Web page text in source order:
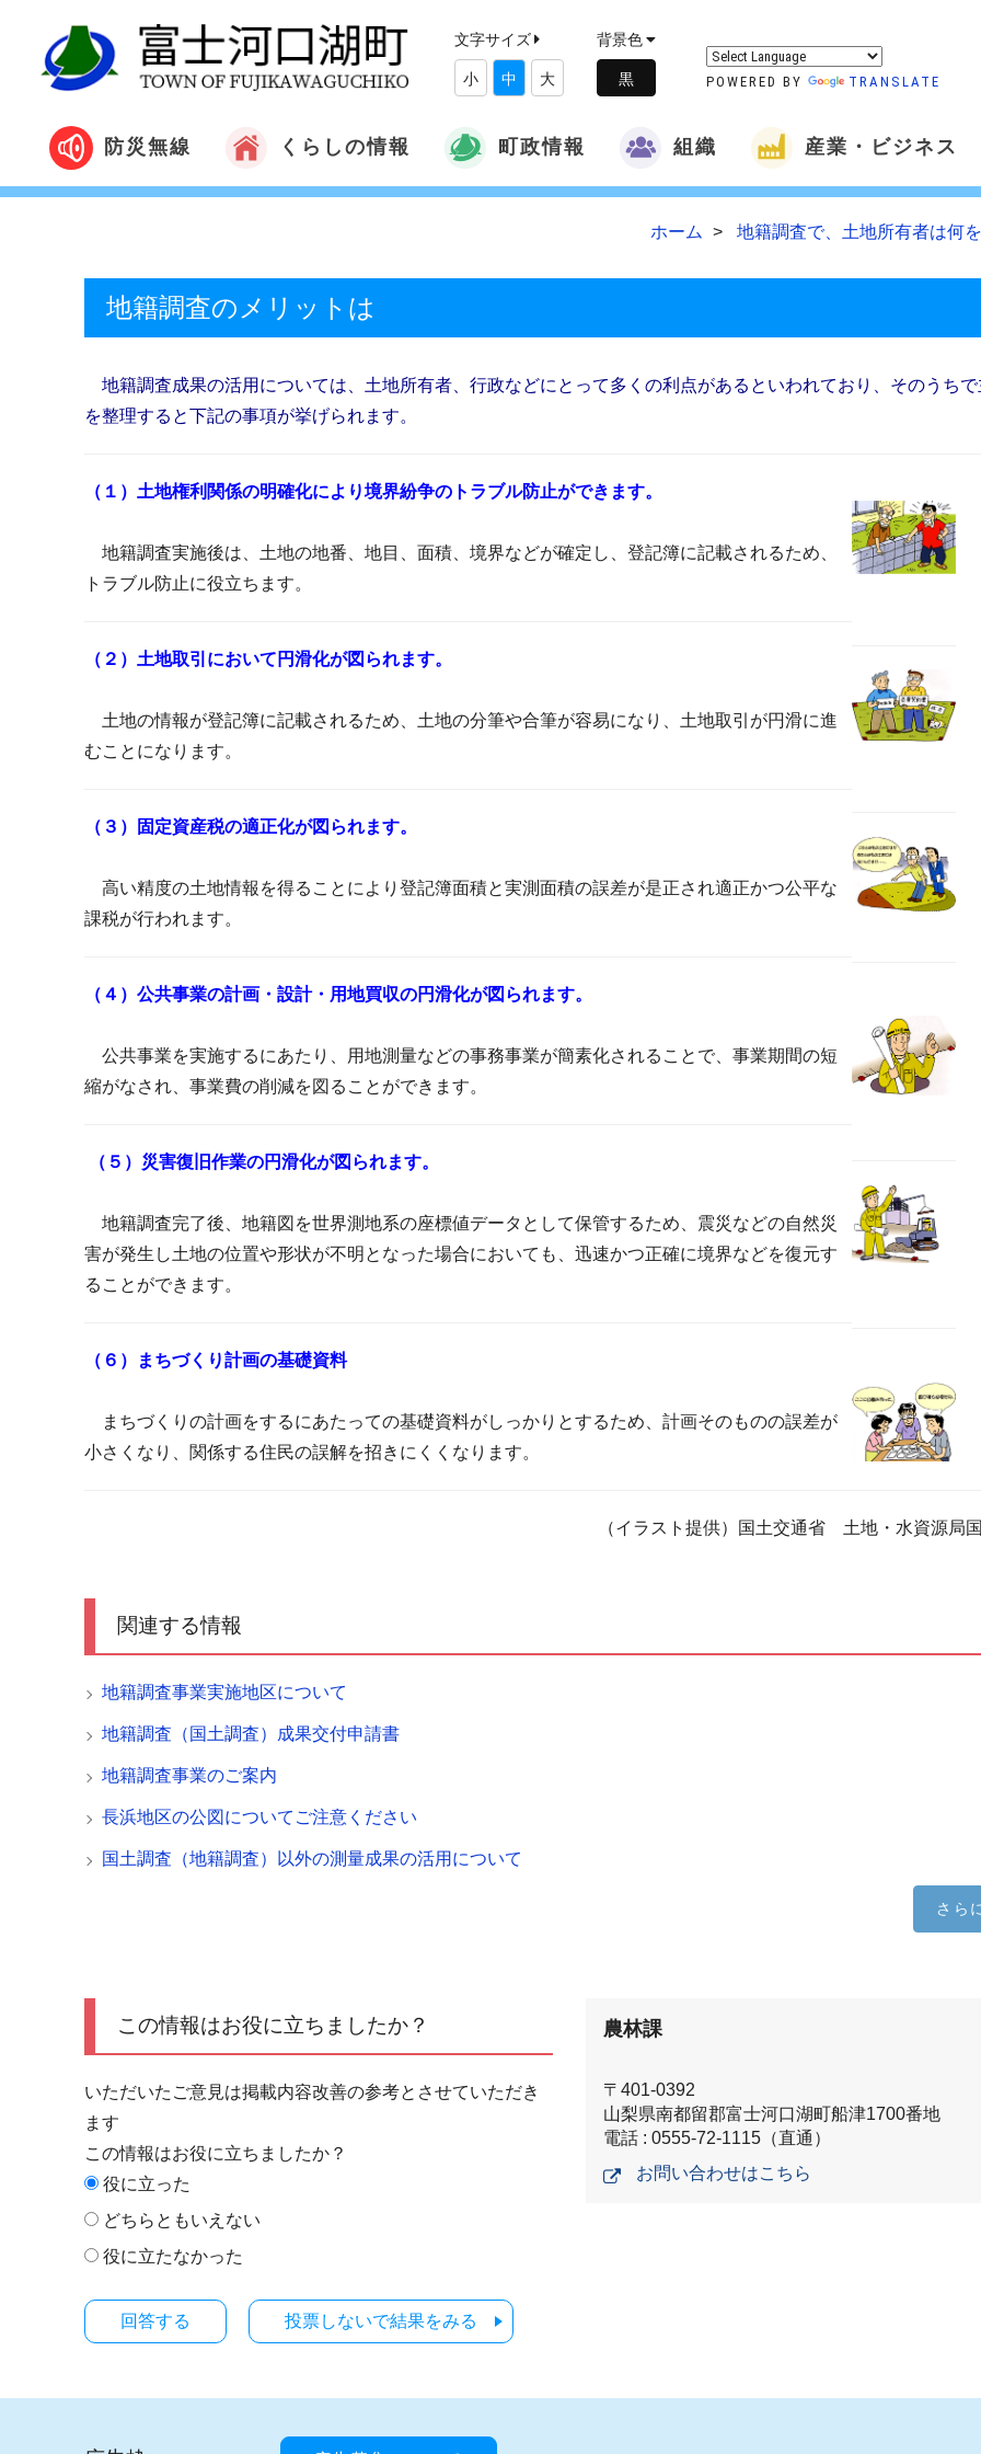
文字サイズ
小 中 大
背景色
POWERED BY TRANSLATE
防災無線 くらしの情報 町政情報 組織 産業・ビジネス
ホーム 地籍調査で、土地所有者は何
地籍調査のメリットは
地籍調査成果の活用については、土地所有者、行政などにとって多くの利点があるといわれており、そのうち
を整理すると下記の事項が挙げられます。
（１）土地権利関係の明確化により境界紛争のトラブル防止ができます。
地籍調査実施後は、土地の地番、地目、面積、境界などが確定し、登記簿に記載されるため、
トラブル防止に役立ちます。
（２）土地取引において円滑化が図られます。
土地の情報が登記簿に記載されるため、土地の分筆や合筆が容易になり、土地取引が円滑に進
むことになります。
（３）固定資産税の適正化が図られます。
高い精度の土地情報を得ることにより登記簿面積と実測面積の誤差が是正され適正かつ公平な
課税が行われます。
（４）公共事業の計画・設計・用地買収の円滑化が図られます。
公共事業を実施するにあたり、用地測量などの事務事業が簡素化されることで、事業期間の短
縮がなされ、事業費の削減を図ることができます。
（５）災害復旧作業の円滑化が図られます。
地籍調査完了後、地籍図を世界測地系の座標値データとして保管するため、震災などの自然災
害が発生し土地の位置や形状が不明となった場合においても、迅速かつ正確に境界などを復元す
ることができます。
（６）まちづくり計画の基礎資料
まちづくりの計画をするにあたっての基礎資料がしっかりとするため、計画そのものの誤差が
小さくなり、関係する住民の誤解を招きにくくなります。
（イラスト提供）国土交通省 土地・水資源局
関連する情報
地籍調査事業実施地区について
地籍調査（国土調査）成果交付申請書
地籍調査事業のご案内
長浜地区の公図についてご注意ください
国土調査（地籍調査）以外の測量成果の活用について
さら
この情報はお役に立ちましたか？
いただいたご意見は掲載内容改善の参考とさせていただき
ます
この情報はお役に立ちましたか？
役に立った
どちらともいえない
役に立たなかった
投票しないで結果をみる
農林課
〒401-0392
山梨県南都留郡富士河口湖町船津1700番地
電話 : 0555-72-1115（直通）
お問い合わせはこちら